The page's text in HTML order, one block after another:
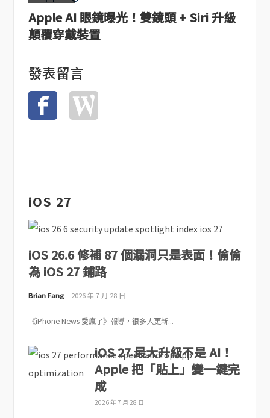
Apple AI 眼鏡曝光！雙鏡頭 + Siri 升級
顛覆穿戴裝置
發表留言
iOS 27
iOS 26.6 修補 87 個漏洞只是表面！偷偷
為 iOS 27 鋪路
Brian Fang 2026 年 7 月 28 日
《iPhone News 愛瘋了》報導，很多人更新...
iOS 27 最大升級不是 AI！
Apple 把「貼上」變一鍵完
成
2026 年 7 月 28 日